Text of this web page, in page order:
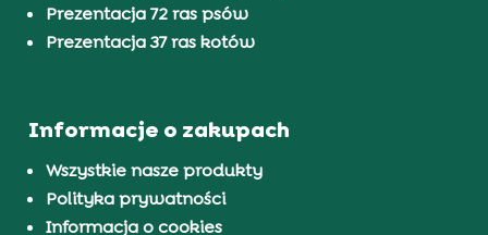
Prezentacja 72 ras psów
Prezentacja 37 ras kotów
Informacje o zakupach
Wszystkie nasze produkty
Polityka prywatności
Informacja o cookies